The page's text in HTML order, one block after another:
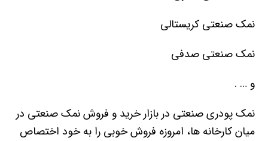
نمک صنعتی کریستالی
نمک صنعتی صدفی
و … .
نمک پودری صنعتی در بازار خرید و فروش نمک صنعتی در
میان کارخانه ها، امروزه فروش خوبی را به خود اختصاص